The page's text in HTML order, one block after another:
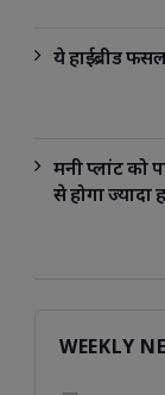
ये हाईब्रीड
मनी प्लांट को
से होगा ज्यादा
WEEKLY